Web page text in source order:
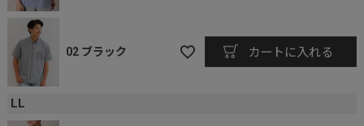
02 ブラック カートに入れる
LL